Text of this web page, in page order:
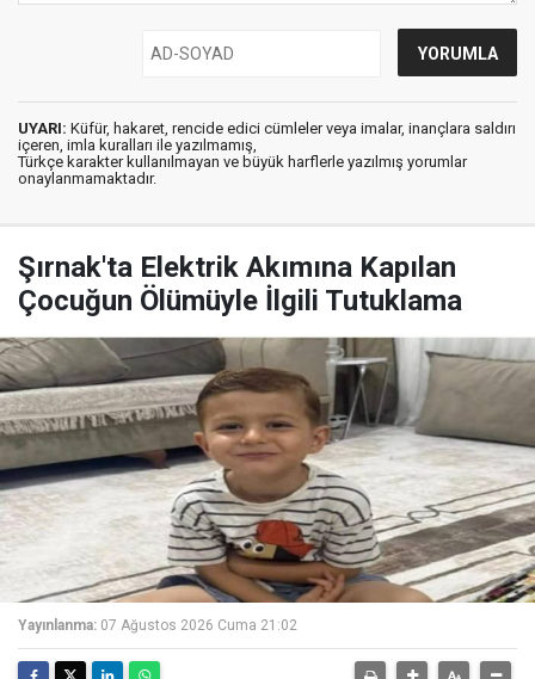
UYARI: Küfür, hakaret, rencide edici cümleler veya imalar, inançlara saldırı
içeren, imla kuralları ile yazılmamış,
Türkçe karakter kullanılmayan ve büyük harflerle yazılmış yorumlar
onaylanmamaktadır.
Şırnak'ta Elektrik Akımına Kapılan
Çocuğun Ölümüyle İlgili Tutuklama
Yayınlanma: 07 Ağustos 2026 Cuma 21:02